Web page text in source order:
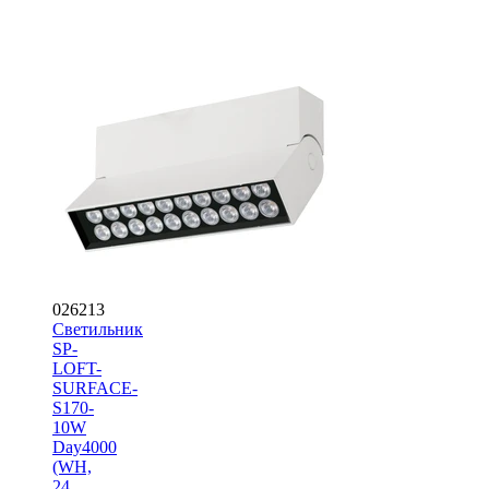
026213
Светильник
SP-
LOFT-
SURFACE-
S170-
10W
Day4000
(WH,